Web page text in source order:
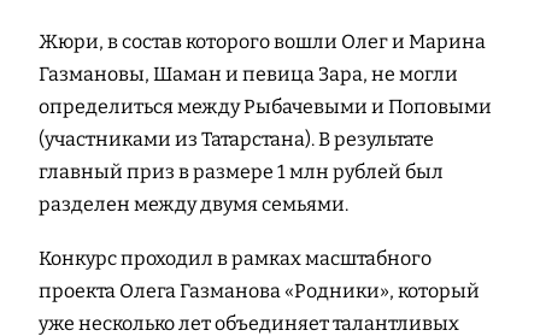
Жюри, в состав которого вошли Олег и Марина
Газмановы, Шаман и певица Зара, не могли
определиться между Рыбачевыми и Поповыми
(участниками из Татарстана). В результате
главный приз в размере 1 млн рублей был
разделен между двумя семьями.
Конкурс проходил в рамках масштабного
проекта Олега Газманова «Родники», который
уже несколько лет объединяет талантливых